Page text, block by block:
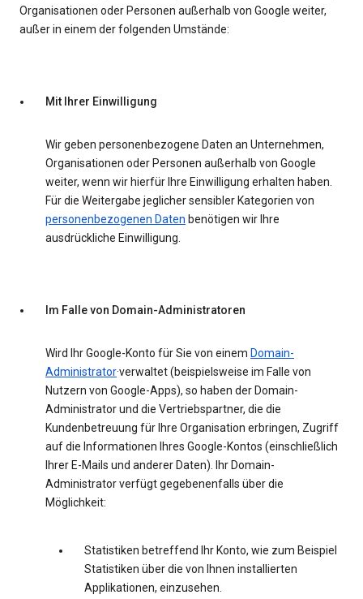
Organisationen oder Personen außerhalb von Google weiter,
außer in einem der folgenden Umstände:
Mit Ihrer Einwilligung
Wir geben personenbezogene Daten an Unternehmen,
Organisationen oder Personen außerhalb von Google
weiter, wenn wir hierfür Ihre Einwilligung erhalten haben.
Für die Weitergabe jeglicher sensibler Kategorien von
personenbezogenen Daten benötigen wir Ihre
ausdrückliche Einwilligung.
Im Falle von Domain-Administratoren
Wird Ihr Google-Konto für Sie von einem Domain-
Administrator·verwaltet (beispielsweise im Falle von
Nutzern von Google-Apps), so haben der Domain-
Administrator und die Vertriebspartner, die die
Kundenbetreuung für Ihre Organisation erbringen, Zugriff
auf die Informationen Ihres Google-Kontos (einschließlich
Ihrer E-Mails und anderer Daten). Ihr Domain-
Administrator verfügt gegebenenfalls über die
Möglichkeit:
Statistiken betreffend Ihr Konto, wie zum Beispiel
Statistiken über die von Ihnen installierten
Applikationen, einzusehen.